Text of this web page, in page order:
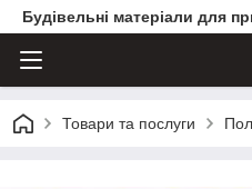
Будівельні матеріали для
Товари та послуги